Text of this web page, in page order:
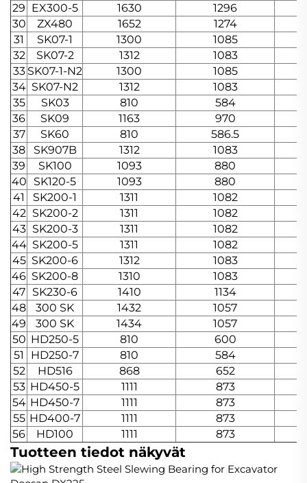
29 EX300-5 1630
1296
30
ZX480 1652
1274
31
SK07-1 1300
1085
32
SK07-2 1312
1083
33 SK07-1-N2 1300
1085
34 SK07-N2 1312
1083
35
SK03 810
584
36
SK09 1163
970
37
SK60 810
586.5
38
SK907B 1312
1083
39
SK100 1093
880
40
SK120-5 1093
880
41
SK200-1 1311
1082
42 SK200-2 1311
1082
43 SK200-3 1311
1082
44 SK200-5 1311
1082
45 SK200-6 1312
1083
46 SK200-8 1310
1083
47 SK230-6 1410
1134
48
300 SK 1432
1057
49
300 SK 1434
1057
50 HD250-5 810
600
51
HD250-7 810
584
52
HD516 868
652
53 HD450-5 1111
873
54 HD450-7 1111
873
55 HD400-7 1111
873
56
HD100 1111 873
Tuotteen tiedot näkyvät